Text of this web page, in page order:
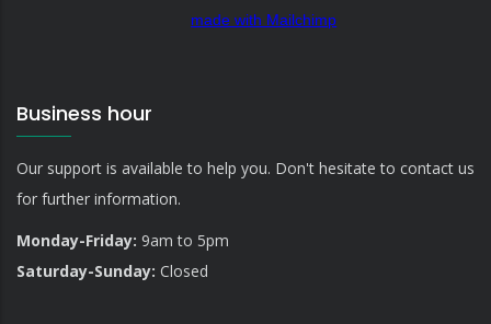
made with Mailchimp
Business hour
Our support is available to help you. Don't hesitate to contact us
for further information.
Monday-Friday: 9am to 5pm
Saturday-Sunday: Closed